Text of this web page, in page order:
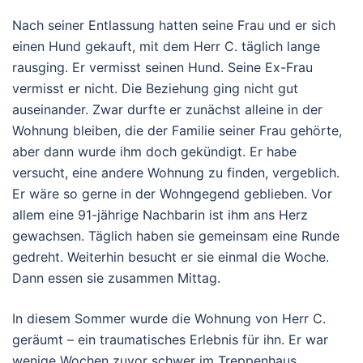
Nach seiner Entlassung hatten seine Frau und er sich
einen Hund gekauft, mit dem Herr C. täglich lange
rausging. Er vermisst seinen Hund. Seine Ex-Frau
vermisst er nicht. Die Beziehung ging nicht gut
auseinander. Zwar durfte er zunächst alleine in der
Wohnung bleiben, die der Familie seiner Frau gehörte,
aber dann wurde ihm doch gekündigt. Er habe
versucht, eine andere Wohnung zu finden, vergeblich.
Er wäre so gerne in der Wohngegend geblieben. Vor
allem eine 91-jährige Nachbarin ist ihm ans Herz
gewachsen. Täglich haben sie gemeinsam eine Runde
gedreht. Weiterhin besucht er sie einmal die Woche.
Dann essen sie zusammen Mittag.
In diesem Sommer wurde die Wohnung von Herr C.
geräumt – ein traumatisches Erlebnis für ihn. Er war